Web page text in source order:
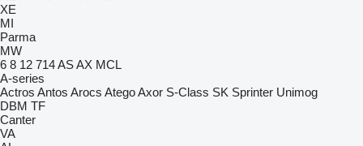
XE
MI
Parma
MW
6 8 12 714ASAX MCL
A-series
Actros Antos Arocs AtegoAxor S-Class SK Sprinter Unimog
DBM TF
Canter
VA